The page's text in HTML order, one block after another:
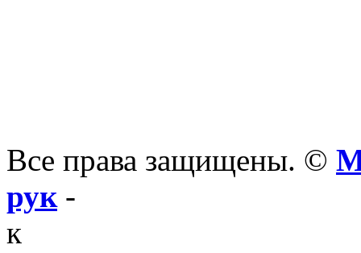
Все права защищены. ©
рук-
к